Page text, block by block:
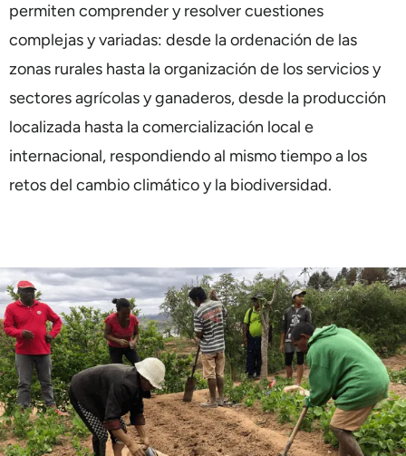
permiten comprender y resolver cuestiones
complejas y variadas: desde la ordenación de las
zonas rurales hasta la organización de los servicios y
sectores agrícolas y ganaderos, desde la producción
localizada hasta la comercialización local e
internacional, respondiendo al mismo tiempo a los
retos del cambio climático y la biodiversidad.